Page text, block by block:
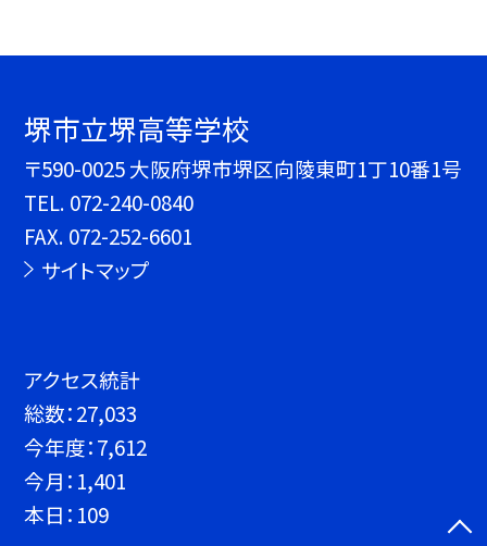
堺市立堺高等学校
〒590-0025 大阪府堺市堺区向陵東町1丁10番1号
TEL. 072-240-0840
FAX. 072-252-6601
サイトマップ
アクセス統計
総数：27,033
今年度：7,612
今月： 1,401
本日： 109